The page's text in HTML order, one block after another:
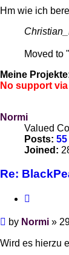
Hm wie ich
Moved to
Meine
No support
Normi
Valued
Posts: 55
Joined:
Re:
Post
by Normi »
Wird es hierzu